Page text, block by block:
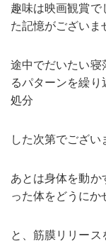
趣味は映画観賞で
た記憶がございま
途中でだいたい寝
るパターンを繰り
処分
した次第でござい
あとは身体を動か
った体をどうにか
と、筋膜リリース